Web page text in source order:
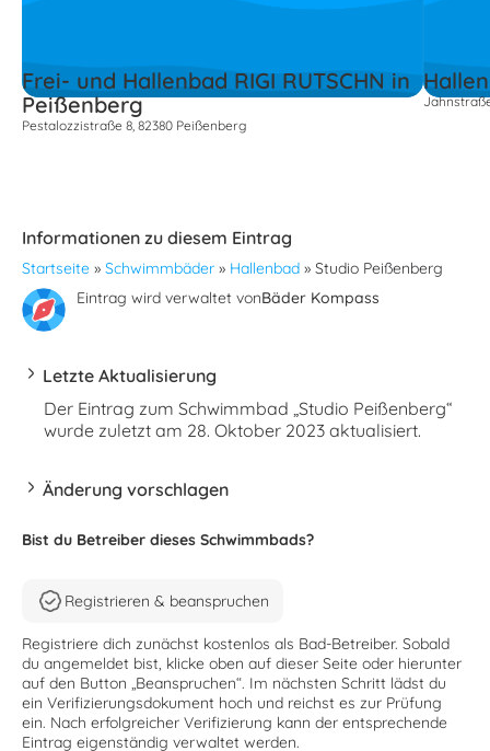
Frei- und Hallenbad RIGI RUTSCHN in
Peißenberg
Pestalozzistraße 8, 82380 Peißenberg
Informationen zu diesem Eintrag
Startseite » Schwimmbäder » Hallenbad » Studio Peißenberg
Eintrag wird verwaltet vonBäder Kompass
Letzte Aktualisierung
Der Eintrag zum Schwimmbad „Studio Peißenberg“
wurde zuletzt am 28. Oktober 2023 aktualisiert.
Änderung vorschlagen
Bist du Betreiber dieses Schwimmbads?
Registrieren & beanspruchen
Registriere dich zunächst kostenlos als Bad-Betreiber. Sobald
du angemeldet bist, klicke oben auf dieser Seite oder hierunter
auf den Button „Beanspruchen“. Im nächsten Schritt lädst du
ein Verifizierungsdokument hoch und reichst es zur Prüfung
ein. Nach erfolgreicher Verifizierung kann der entsprechende
Eintrag eigenständig verwaltet werden.